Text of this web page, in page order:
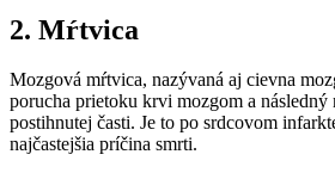
2. Mŕtvica
Mozgová mŕtvica, nazývaná aj cievna
porucha prietoku krvi mozgom a
postihnutej časti. Je to po srdcovom
najčastejšia príčina smrti.